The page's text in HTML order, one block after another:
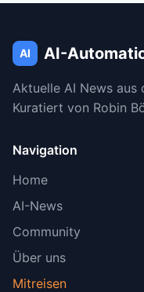
AI AI-
Aktuelle AI News aus
Kuratiert von Robin
Navigation
Home
AI-News
Community
Über uns
Mitreisen